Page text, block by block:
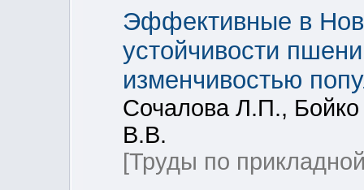
Эффективные в
устойчивости
изменчивостью
Сочалова Л.П.,
В.В.
[Труды по